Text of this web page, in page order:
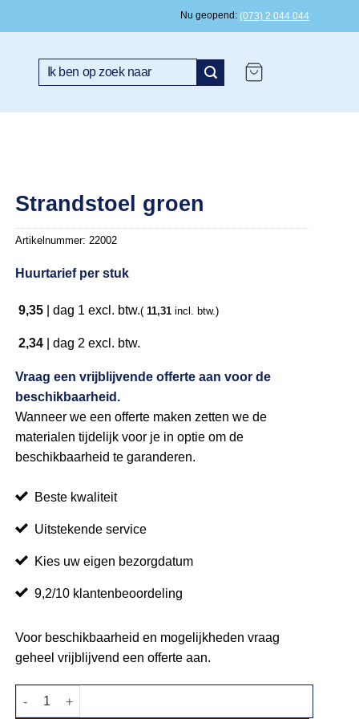
Nu geopend (073) 2 044 044
Zoeken
Strandstoel groen
Artikelnummer:22002
Huurtarief per stuk
9,35 |dag 1 excl. btw.( 11,31 incl. btw.)
2,34 |dag 2 excl. btw.
Vraag een vrijblijvende offerte aan voor de
beschikbaarheid.
Wanneer we een offerte maken zetten we de
materialen tijdelijk voor je in optie om de
beschikbaarheid te garanderen.
Beste kwaliteit
Uitstekende service
Kies uw eigen bezorgdatum
9,2/10 klantenbeoordeling
Voor beschikbaarheid en mogelijkheden vraag
geheel vrijblijvend een offerte aan.
Strandstoel groen aantal